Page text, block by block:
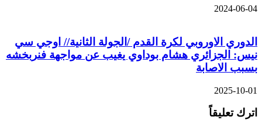
2024-06-04
الدوري الاوروبي لكرة القدم /الجولة الثانية// اوجي سي
نيس: الجزائري هشام بوداوي يغيب عن مواجهة فنربخشه
بسبب الاصابة
2025-10-01
اترك تعليقاً